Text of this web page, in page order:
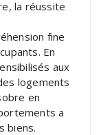
la réussite
fine
En
aux
logements
en
a
biens.